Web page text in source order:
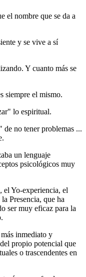
el nombre que se da a
y se vive a sí
Y cuanto más se
siempre el mismo.
lo espiritual.
no tener problemas ...
un lenguaje
psicológicos muy
el Yo-experiencia, el
Presencia, que ha
ser muy eficaz para la
inmediato y
propio potencial que
o trascendentes en